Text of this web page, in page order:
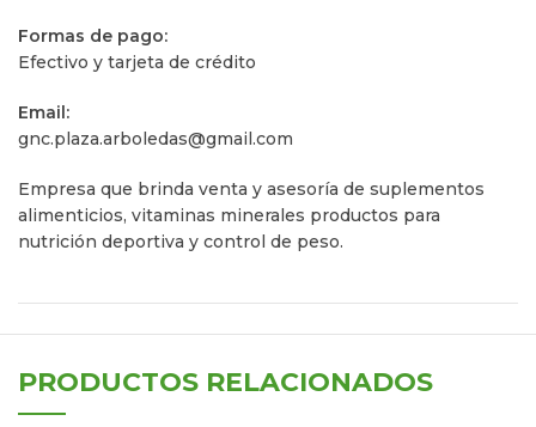
Formas de pago:
Efectivo y tarjeta de crédito
Email:
gnc.plaza.arboledas@gmail.com
Empresa que brinda venta y asesoría de suplementos
alimenticios, vitaminas minerales productos para
nutrición deportiva y control de peso.
PRODUCTOS RELACIONADOS